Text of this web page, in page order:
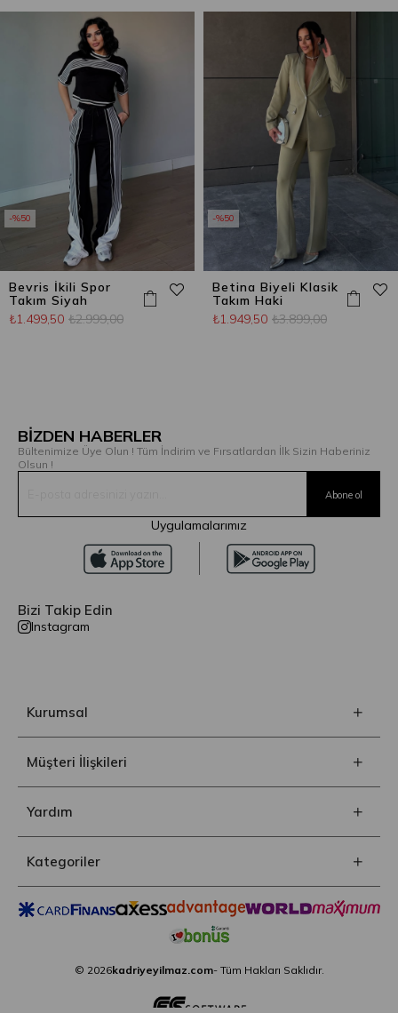
Bevris İkili Spor
Takım Siyah
₺1.499,50 ₺2.999,00
%50
Betina Biyeli Klasik
Takım Haki
₺1.949,50 ₺3.899,00
%50
BİZDEN HABERLER
Bültenimize Üye Olun ! Tüm İndirim ve Fırsatlardan İlk Sizin Haberiniz
Olsun !
Uygulamalarımız
Bizi Takip Edin
Instagram
Kurumsal
Müşteri İlişkileri
Yardım
Kategoriler
© 2026kadriyeyilmaz.com- Tüm Hakları Saklıdır.